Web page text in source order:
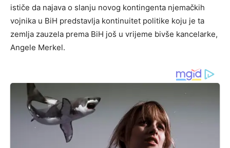
ističe da najava o slanju novog kontingenta njemačkih
vojnika u BiH predstavlja kontinuitet politike koju je ta
zemlja zauzela prema BiH još u vrijeme bivše kancelarke,
Angele Merkel.